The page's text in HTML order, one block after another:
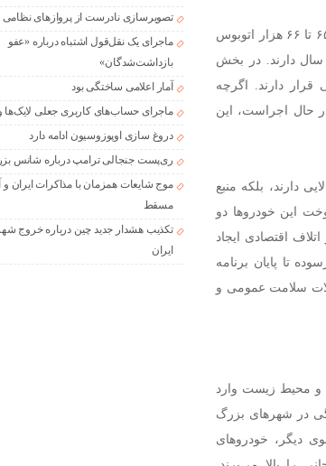
وضعیت در بخش ناوگان حمل‌ونقل عمومی حتی بحرانی‌تر است. از مجموع ۶۵ تا ۶۶ هزار اتوبوس
فعال در کشور، حدود ۹۱ درصد فرسوده‌اند و بسیاری از آنها عمر بالای ۲۰ سال دارند. در بخش
وضعیت فرسودگی قرار دارند. اگرچه
کلانشهرها در حال اجراست، این
دارند، بلکه منبع
این خودروها دو
اقتصادی ایجاد
تا پایان برنامه
مشکلات سلامت عمومی و
و محیط زیست وارد
در شهرهای بزرگ
دیگر، خودروهای
تصویرسازی نادرست از پروازهای نظامی
ماجرای یک نقل‌قول اشتباه درباره «عفو
بازداشت‌شدگان»
آمار اعلامی ساختگی بود
ماجرای حساب‌های کاربری جعلی لایک‌ها
دروغ سازی اوپوزوسیون ادامه دارد
ری‌پست جنجالی ترامپ درباره شانس
موج شایعات همزمان با مذاکرات ایران و
مسقط
تکذیب هشدار جدید چین درباره خروج
ایران